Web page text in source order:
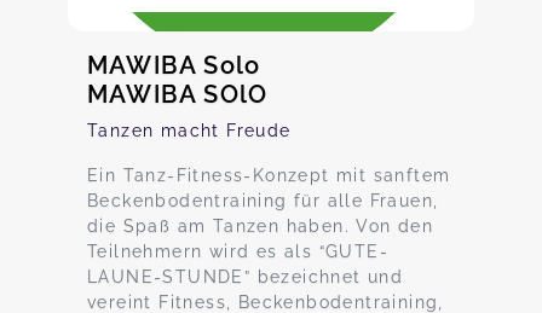
MAWIBA Solo
MAWIBA SOlO
Tanzen macht Freude
Ein Tanz-Fitness-Konzept mit sanftem
Beckenbodentraining für alle Frauen,
die Spaß am Tanzen haben. Von den
Teilnehmern wird es als “GUTE-
LAUNE-STUNDE” bezeichnet und
vereint Fitness, Beckenbodentraining,